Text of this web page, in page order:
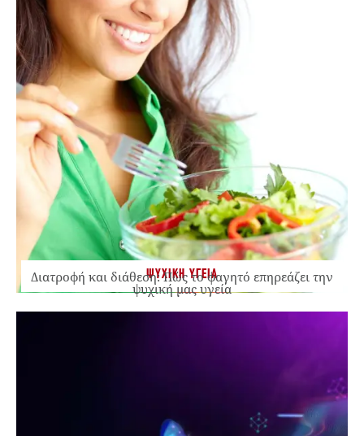
ΨΥΧΙΚΗ ΥΓΕΙΑ
Διατροφή και διάθεση: Πώς το φαγητό επηρεάζει την
ψυχική μας υγεία